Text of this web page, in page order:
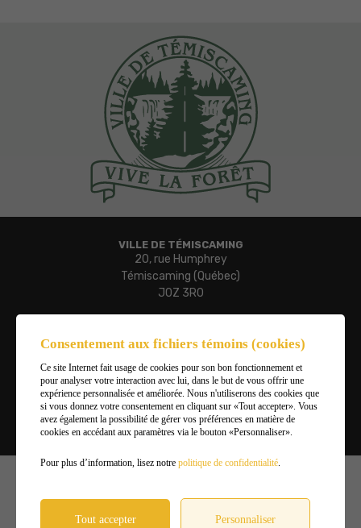
Consentement aux fichiers témoins (cookies)
Ce site Internet fait usage de cookies pour son bon fonctionnement et
pour analyser votre interaction avec lui, dans le but de vous offrir une
expérience personnalisée et améliorée. Nous n'utiliserons des cookies que
si vous donnez votre consentement en cliquant sur «Tout accepter». Vous
avez également la possibilité de gérer vos préférences en matière de
cookies en accédant aux paramètres via le bouton «Personnaliser».
Pour plus d’information, lisez notre politique de confidentialité.
Tout accepter Personnaliser
VILLE DE TÉMISCAMING
20, rue Humphrey
Témiscaming (Québec)
J0Z 3R0
819 627-3273
819 627-3019
Courriel :
ville.temiscaming@temiscaming.net
Gérer mes témoins (cookies)